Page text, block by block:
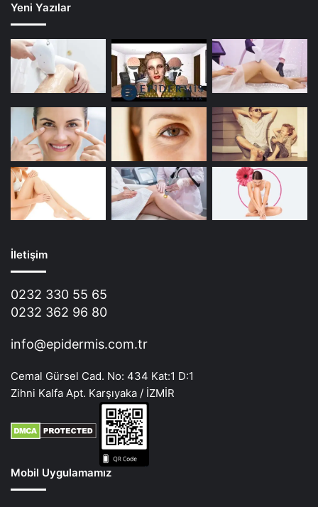
Yeni Yazılar
İletişim
0232 330 55 65
0232 362 96 80
info@epidermis.com.tr
Cemal Gürsel Cad. No: 434 Kat:1 D:1
Zihni Kalfa Apt. Karşıyaka / İZMİR
Mobil Uygulamamız